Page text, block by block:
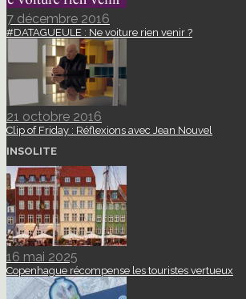
7 décembre 2016
#DATAGUEULE : Ne voiture rien venir ?
21 octobre 2016
Clip of Friday : Réflexions avec Jean Nouvel
INSOLITE
16 mai 2025
Copenhague récompense les touristes vertueux